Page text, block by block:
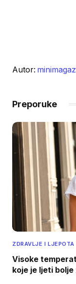
Autor:
Preporuke
ZDRAVLJE I LJEPOTA
Visoke
koje je ljeti